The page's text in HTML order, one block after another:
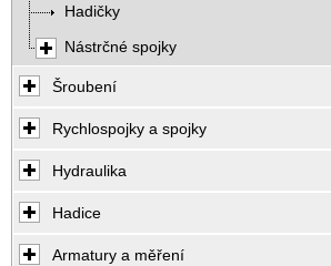
Hadičky
Nástrčné spojky
Šroubení
Rychlospojky a spojky
Hydraulika
Hadice
Armatury a měření